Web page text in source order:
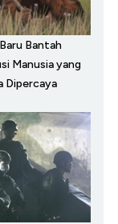
Bantah
Manusia yang
Dipercaya